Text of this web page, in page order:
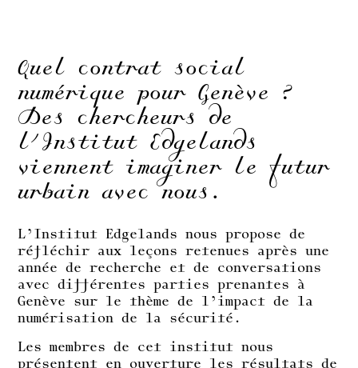
Quel contrat social
numérique pour Genève ?
Des chercheurs de
l’Institut Edgelands
viennent imaginer le futur
urbain avec nous.
L’Institut Edgelands nous propose de
réfléchir aux leçons retenues après une
année de recherche et de conversations
avec différentes parties prenantes à
Genève sur le thème de l’impact de la
numérisation de la sécurité.
Les membres de cet institut nous
présentent en ouverture les résultats de